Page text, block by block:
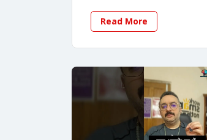
Read More